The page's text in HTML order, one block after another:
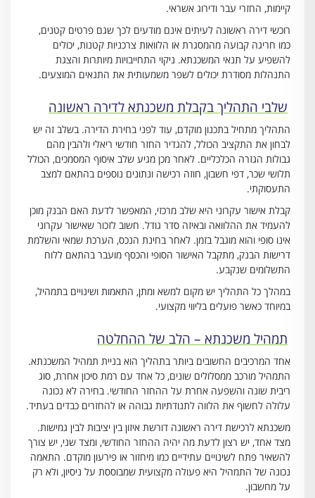
קיימות, החזרי עבר ודירוג אשראי.
רוכשי דירה ראשונה לעיתים אינם מודעים לכך שגם פרטים קטנים,
כמו חריגה קבועה מהמסגרת או הלוואות צרכניות קטנות, יכולים
להשפיע על תנאי המשכנתא. ניקוי התחייבויות מיותרות והצגת
התנהלות מסודרת יכולים לשפר משמעותית את התנאים המוצעים.
שלבי התהליך בקבלת משכנתא לדירה ראשונה
התהליך מתחיל בתכנון מוקדם, עוד לפני בחירת הדירה. בשלב זה יש
לבחון את התקציב הכולל, להגדיר החזר חודשי ריאלי ולהבין מהם
גבולות הגזרה הכלכליים. לאחר מכן מגיע שלב איסוף המסמכים, הכולל
תלושי שכר, דפי חשבון, חוזה רכישה ונתונים נוספים בהתאם למצב
התעסוקתי.
קבלת אישור עקרוני היא שלב מרכזי, המאפשר לדעת האם הבנק מוכן
להעמיד את ההלוואה ובאיזה סדר גודל. חשוב לזכור שאישור עקרוני
אינו סופי והוא מוגבל בזמן. לאחר בחינת הנכס, הערכת שמאי והשלמת
דרישות הבנק, מתקבל האישור הסופי והכסף מועבר בהתאם ללוח
התשלומים שנקבע.
במהלך כל התהליך יש מקום למשא ומתן, התאמות ושינויים בתמהיל,
במיוחד כאשר פועלים בליווי מקצועי.
תמהיל משכנתא – הלב של ההחלטה
אחד המרכיבים החשובים ביותר בתהליך הוא בניית תמהיל המשכנתא.
התמהיל מורכב ממסלולים שונים, כל אחד עם רמת סיכון אחרת, סוג
ריבית שונה והשפעה אחרת על ההחזר החודשי. בחירה לא נכונה
עלולה לחשוף את הלווה לתנודתיות גבוהה או להחזרים כבדים בעתיד.
משכנתא לרכישת דירה ראשונה דורשת איזון בין יציבות לבין גמישות.
מצד אחד, יש רצון לדעת מה יהיה ההחזר החודשי, ומצד שני, יש צורך
להשאיר פתח לשינויים עתידיים כמו מיחזור או פירעון מוקדם. התאמה
נכונה של התמהיל היא פעולה מקצועית שמבוססת על ניסיון, ולא רק
על מחשבון.